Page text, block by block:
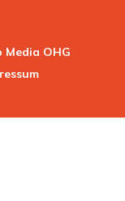
Media OHG